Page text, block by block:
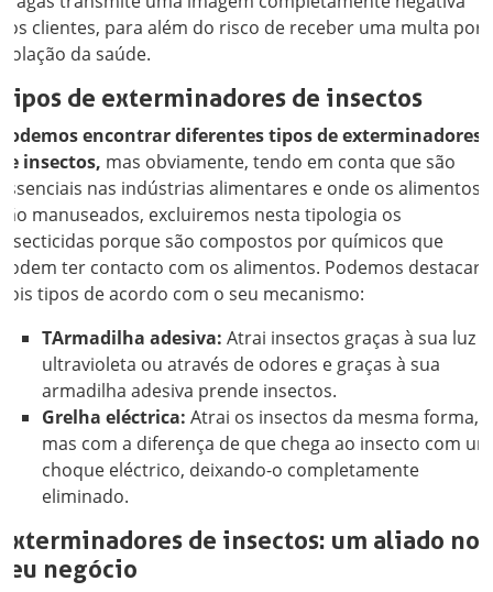
clientes, para além do risco de receber uma multa por
da saúde.
de exterminadores de insectos
encontrar diferentes tipos de exterminadores
insectos, mas obviamente, tendo em conta que são
nas indústrias alimentares e onde os alimentos
manuseados, excluiremos nesta tipologia os
porque são compostos por químicos que
ter contacto com os alimentos. Podemos destacar
tipos de acordo com o seu mecanismo:
TArmadilha adesiva:Atrai insectos graças à sua luz
ultravioleta ou através de odores e graças à sua
armadilha adesiva prende insectos.
Grelha eléctrica:Atrai os insectos da mesma forma,
mas com a diferença de que chega ao insecto com um
choque eléctrico, deixando-o completamente
eliminado.
de insectos: um aliado no
negócio